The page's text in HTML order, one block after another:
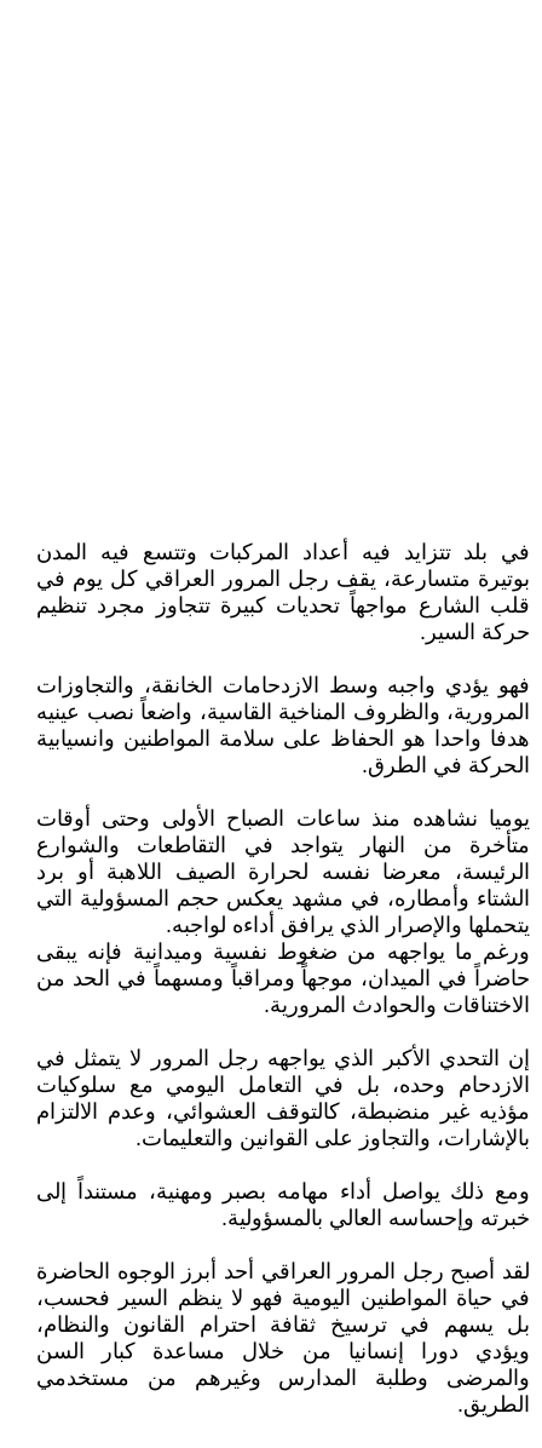
في بلد تتزايد فيه أعداد المركبات وتتسع فيه المدن
بوتيرة متسارعة، يقف رجل المرور العراقي كل يوم في
قلب الشارع مواجهاً تحديات كبيرة تتجاوز مجرد تنظيم
حركة السير.
فهو يؤدي واجبه وسط الازدحامات الخانقة، والتجاوزات
المرورية، والظروف المناخية القاسية، واضعاً نصب عينيه
هدفا واحدا هو الحفاظ على سلامة المواطنين وانسيابية
الحركة في الطرق.
يوميا نشاهده منذ ساعات الصباح الأولى وحتى أوقات
متأخرة من النهار يتواجد في التقاطعات والشوارع
الرئيسة، معرضا نفسه لحرارة الصيف اللاهبة أو برد
الشتاء وأمطاره، في مشهد يعكس حجم المسؤولية التي
يتحملها والإصرار الذي يرافق أداءه لواجبه.
ورغم ما يواجهه من ضغوط نفسية وميدانية فإنه يبقى
حاضراً في الميدان، موجهاً ومراقباً ومسهماً في الحد من
الاختناقات والحوادث المرورية.
إن التحدي الأكبر الذي يواجهه رجل المرور لا يتمثل في
الازدحام وحده، بل في التعامل اليومي مع سلوكيات
مؤذيه غير منضبطة، كالتوقف العشوائي، وعدم الالتزام
بالإشارات، والتجاوز على القوانين والتعليمات.
ومع ذلك يواصل أداء مهامه بصبر ومهنية، مستنداً إلى
خبرته وإحساسه العالي بالمسؤولية.
لقد أصبح رجل المرور العراقي أحد أبرز الوجوه الحاضرة
في حياة المواطنين اليومية فهو لا ينظم السير فحسب،
بل يسهم في ترسيخ ثقافة احترام القانون والنظام،
ويؤدي دورا إنسانيا من خلال مساعدة كبار السن
والمرضى وطلبة المدارس وغيرهم من مستخدمي
الطريق.